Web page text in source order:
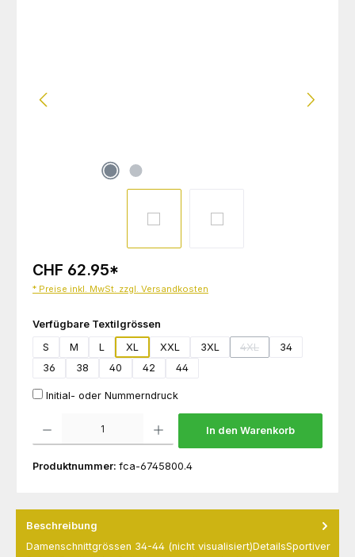
CHF 62.95*
* Preise inkl. MwSt. zzgl. Versandkosten
Verfügbare Textilgrössen
S
M L XL XXL 3XL 4XL
(Diese Option ist
34
36
38 40 42 44
Initial- oder Nummerndruck
In den Warenkorb
Produktnummer: fca-6745800.4
Beschreibung
Damenschnittgrössen 34-44 (nicht visualisiert)DetailsSportiver